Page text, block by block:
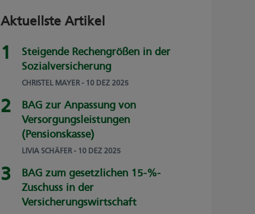
Aktuellste Artikel
Steigende Rechengrößen in der
Sozialversicherung
CHRISTEL MAYER- 10 DEZ 2025
BAG zur Anpassung von
Versorgungsleistungen
(Pensionskasse)
LIVIA SCHÄFER- 10 DEZ 2025
BAG zum gesetzlichen 15-%-
Zuschuss in der
Versicherungswirtschaft